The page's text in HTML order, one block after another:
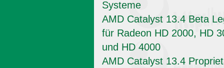
Systeme
AMD Catalyst 13.4 Beta
für Radeon HD 2000, HD
und HD 4000
AMD Catalyst 13.4